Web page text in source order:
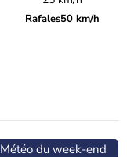
Rafales50 km/h
Météo du week-end